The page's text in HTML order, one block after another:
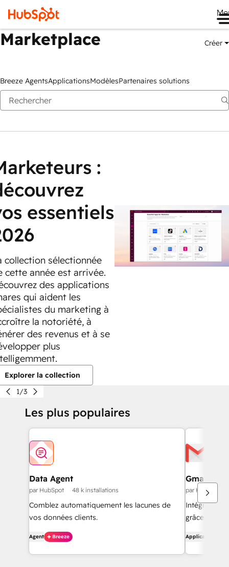
Marketplace Créer
Breeze AgentsApplicationsModèlesPartenaires solutions
:
essentiels
collection sélectionnée
cette année est arrivée.
des applications
qui aident les
du marketing à
la notoriété, à
des revenus et à se
plus
Explorer la collection
1/3
Les plus populaires
Data Agent
par HubSpot 48 k installations
Comblez automatiquement les lacunes de
vos données clients.
Agent Breeze
Gmail
par HubSpot
Intégrez
grâce à
Application